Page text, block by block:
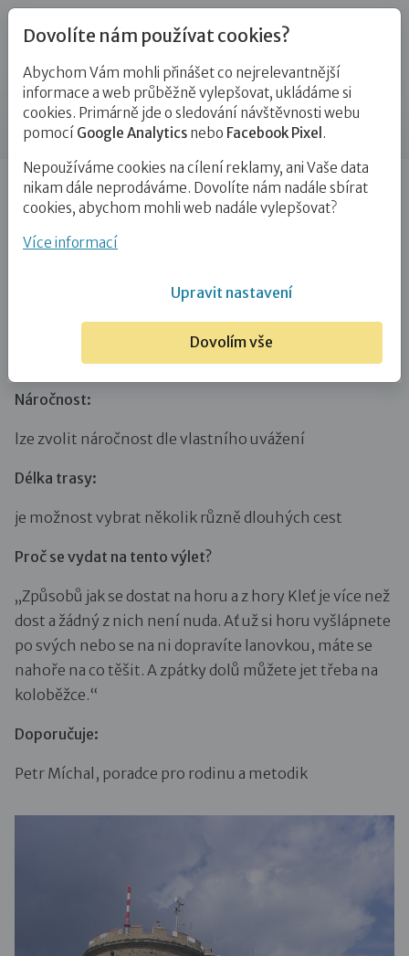
Blog
Příspěvek
Úvod Blog Ostatní Výlet na horu Kleť
Výlet na horu Kleť
Jihočeský
Náročnost:
lze zvolit náročnost dle vlastního uvážení
Délka trasy:
je možnost vybrat několik různě dlouhých cest
Proč se vydat na tento výlet?
„Způsobů jak se dostat na horu a z hory Kleť je více než
dost a žádný z nich není nuda. Ať už si horu vyšlápnete
po svých nebo se na ni dopravíte lanovkou, máte se
nahoře na co těšit. A zpátky dolů můžete jet třeba na
koloběžce.“
Doporučuje:
Petr Míchal, poradce pro rodinu a metodik
Dovolíte nám používat cookies?
Abychom Vám mohli přinášet co nejrelevantnější
informace a web průběžně vylepšovat, ukládáme si
cookies. Primárně jde o sledování návštěvnosti webu
pomocí Google Analytics nebo Facebook Pixel .
Nepoužíváme cookies na cílení reklamy, ani Vaše data
nikam dále neprodáváme. Dovolíte nám nadále sbírat
cookies, abychom mohli web nadále vylepšovat?
Více informací
Upravit nastavení
Dovolím vše